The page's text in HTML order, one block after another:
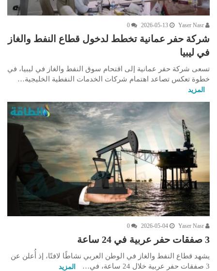
2026-05-13
0
شركة حفر عمانية تخطط لدخول قطاع النفط والغاز
في ليبيا
تسعى شركة حفر عمانية إلى اقتحام سوق النفط والغاز في ليبيا، في
خطوة تعكس تصاعد اهتمام شركات الخدمات النفطية الخليجية…
المزيد
2026-05-04
0
3 صفقات حفر عربية في 24 ساعة
يشهد قطاع النفط والغاز في الوطن العربي نشاطًا لافتًا، إذ أُعلن عن
3 صفقات حفر عربية خلال 24 ساعة، في…
المزيد